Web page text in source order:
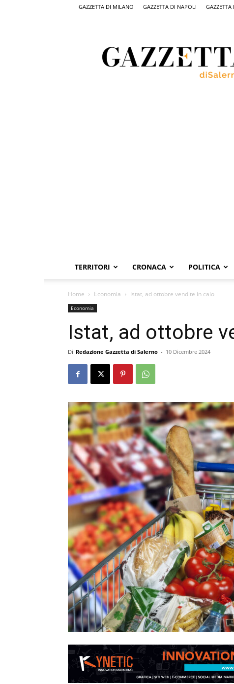
GAZZETTA DI MILANO GAZZETTA DI NAPOLI
Salerno,
il
quotidiano
TERRITORI CRONACA POLITICA
Home Economia Istat, ad ottobre vendite in calo
Economia
Istat, ad ottobre
Di Redazione Gazzetta di Salerno - 10 Dicembre 2024